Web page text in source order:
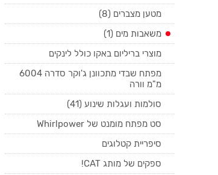
מטען מצברים (8)
משאבות מים (1)
מוצרי בריליום באקו כולל לינקים
מפתח שבדי מתכוונן ג'וקר סדרה 6004
מ"מ וורה
סולמות ועגלות שינוע (41)
סט מפתח מומנט של Whirlpower
סיפריית קטלוגים
ספקים של מותג CAT!